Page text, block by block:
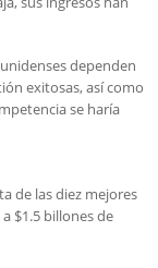
dependen
exitosas, así como
se haría
de las diez mejores
$1.5 billones de